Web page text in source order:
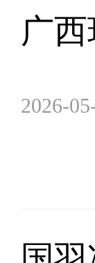
广
2026-